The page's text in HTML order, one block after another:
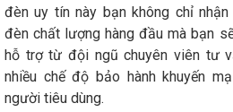
đèn uy tín này bạn không chỉ
đèn chất lượng hàng đầu mà bạn
hỗ trợ từ đội ngũ chuyên viên tư
nhiều chế độ bảo hành khuyến
người tiêu dùng.